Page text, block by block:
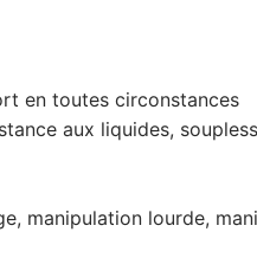
en toutes circonstances
aux liquides,
manipulation lourde,